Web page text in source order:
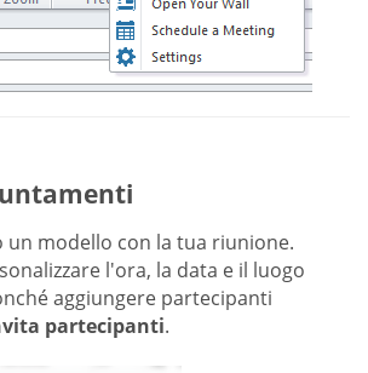
un modello con la tua riunione.
l'ora, la data e il luogo
aggiungere partecipanti
partecipanti.